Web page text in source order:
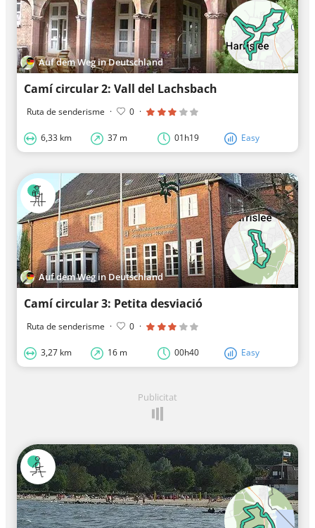
Auf dem Weg in Deutschland
Camí circular 2: Vall del Lachsbach
Ruta de senderisme · 0 ·
6,33 km 37 m 01h19 Easy
Auf dem Weg in Deutschland
Camí circular 3: Petita desviació
Ruta de senderisme · 0 ·
3,27 km 16 m 00h40 Easy
Publicitat